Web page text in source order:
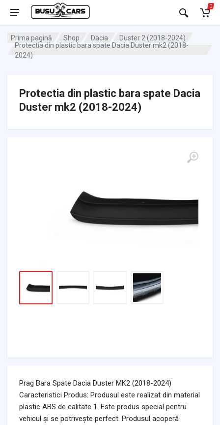
0
Prima pagină Shop Dacia
Duster 2 (2018-2024)
Protectia din plastic bara spate Dacia Duster mk2 (2018-
2024)
Protectia din plastic bara spate Dacia
Duster mk2 (2018-2024)
Prag Bara Spate Dacia Duster MK2 (2018-2024)
Caracteristici Produs: Produsul este realizat din material
plastic ABS de calitate 1. Este produs special pentru
vehicul și se potrivește perfect. Produsul acoperă